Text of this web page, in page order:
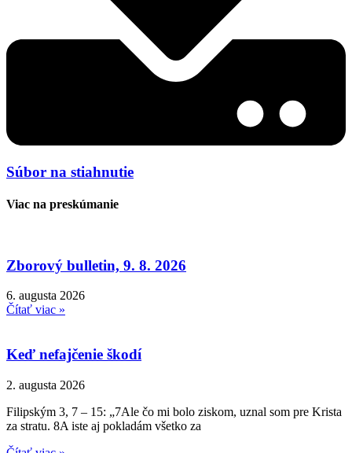
Súbor na stiahnutie
Viac na preskúmanie
Zborový bulletin, 9. 8. 2026
6. augusta 2026
Čítať viac »
Keď nefajčenie škodí
2. augusta 2026
Filipským 3, 7 – 15: „7Ale čo mi bolo ziskom, uznal som pre Krista
za stratu. 8A iste aj pokladám všetko za